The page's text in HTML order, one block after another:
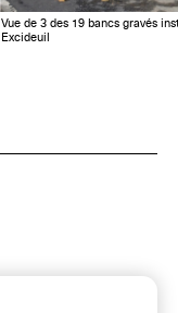
Vue de 3 des 19 bancs gravés
Excideuil